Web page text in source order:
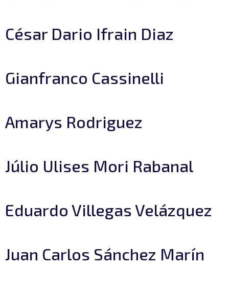
César Dario Ifrain Diaz
Gianfranco Cassinelli
Amarys Rodriguez
Júlio Ulises Mori Rabanal
Eduardo Villegas Velázquez
Juan Carlos Sánchez Marín